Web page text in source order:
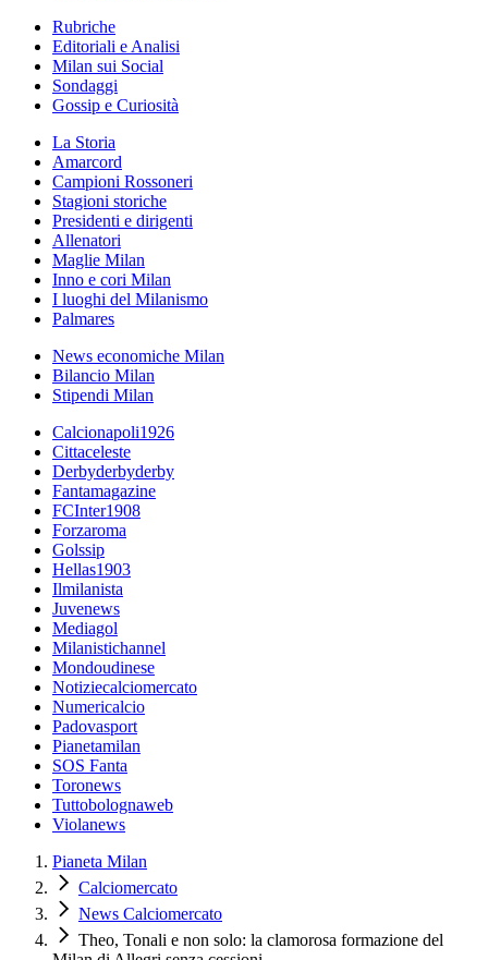
Rubriche
Editoriali e Analisi
Milan sui Social
Sondaggi
Gossip e Curiosità
La Storia
Amarcord
Campioni Rossoneri
Stagioni storiche
Presidenti e dirigenti
Allenatori
Maglie Milan
Inno e cori Milan
I luoghi del Milanismo
Palmares
News economiche Milan
Bilancio Milan
Stipendi Milan
Calcionapoli1926
Cittaceleste
Derbyderbyderby
Fantamagazine
FCInter1908
Forzaroma
Golssip
Hellas1903
Ilmilanista
Juvenews
Mediagol
Milanistichannel
Mondoudinese
Notiziecalciomercato
Numericalcio
Padovasport
Pianetamilan
SOS Fanta
Toronews
Tuttobolognaweb
Violanews
Pianeta Milan
Calciomercato
News Calciomercato
Theo, Tonali e non solo: la clamorosa formazione del